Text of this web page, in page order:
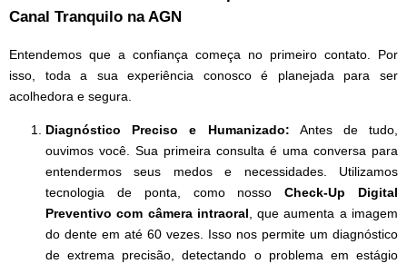
Canal Tranquilo na AGN
Entendemos que a confiança começa no primeiro contato. Por
isso, toda a sua experiência conosco é planejada para ser
acolhedora e segura.
Diagnóstico Preciso e Humanizado: Antes de tudo,
ouvimos você. Sua primeira consulta é uma conversa para
entendermos seus medos e necessidades. Utilizamos
tecnologia de ponta, como nossoCheck-Up Digital
Preventivo com câmera intraoral , que aumenta a imagem
do dente em até 60 vezes. Isso nos permite um diagnóstico
de extrema precisão, detectando o problema em estágio